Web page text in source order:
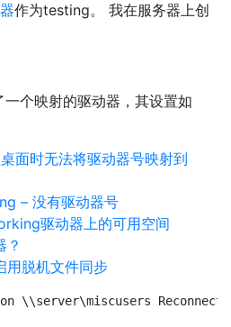
作为testing。 我在服务器上创
个映射的驱动器，其设置如
面时无法将驱动器号映射到
– 没有驱动器号
驱动器上的可用空间
？
用脱机文件同步
\\server\miscusers